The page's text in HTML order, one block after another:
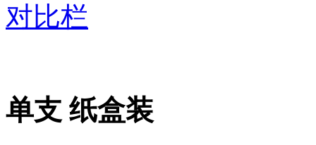
对比栏
单支 纸盒装